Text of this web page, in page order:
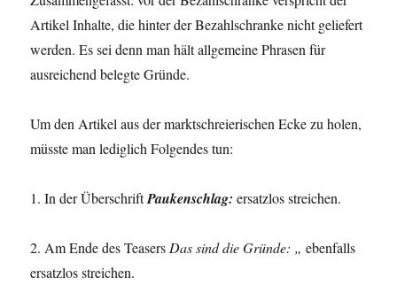
Artikel Inhalte, die hinter der Bezahlschranke nicht geliefert
werden. Es sei denn man hält allgemeine Phrasen für
ausreichend belegte Gründe.
Um den Artikel aus der marktschreierischen Ecke zu holen,
müsste man lediglich Folgendes tun:
1. In der ÜberschriftPaukenschlag: ersatzlos streichen.
2. Am Ende des Teasers Das sind die Gründe: „ ebenfalls
ersatzlos streichen.